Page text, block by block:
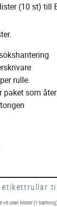
(10 st) till
rulle.
paket som
etikettrullar
vit utan klister (1 kartong)